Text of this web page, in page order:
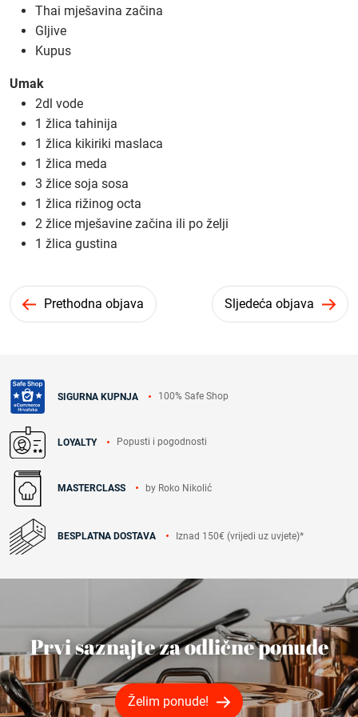
Thai mješavina začina
Gljive
Kupus
Umak
2dl vode
1 žlica tahinija
1 žlica kikiriki maslaca
1 žlica meda
3 žlice soja sosa
1 žlica rižinog octa
2 žlice mješavine začina ili po želji
1 žlica gustina
Prethodna objava Sljedeća objava
SIGURNA KUPNJA 100% Safe Shop
LOYALTY Popusti i pogodnosti
MASTERCLASS by Roko Nikolić
BESPLATNA DOSTAVA Iznad 150€ (vrijedi uz uvjete)*
Prvi saznajte za odlične ponude
Želim ponude!